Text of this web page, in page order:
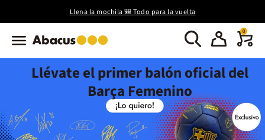
Llena la mochila 🎒 Todo para la vuelta
0
Llévate el primer balón oficial del
Barça Femenino